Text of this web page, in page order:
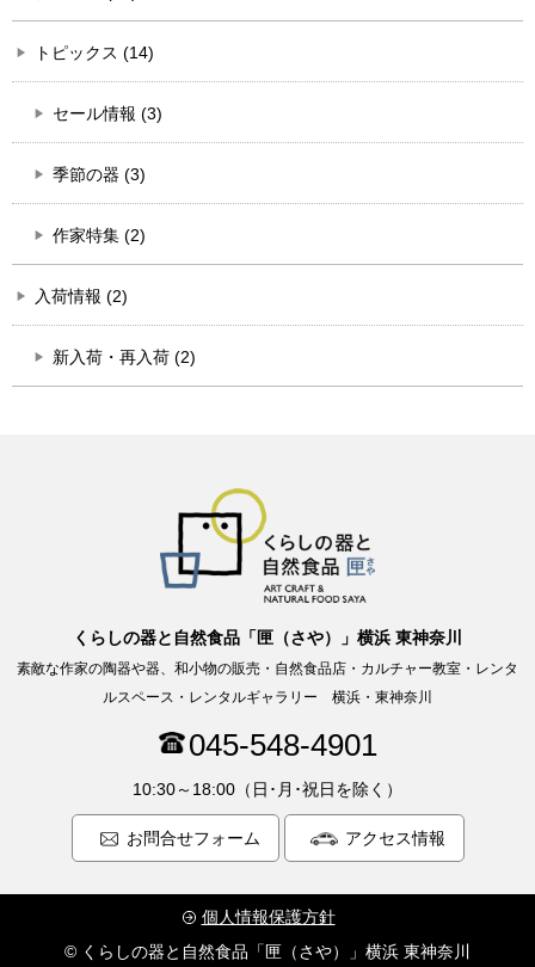
トピックス (14)
セール情報 (3)
季節の器 (3)
作家特集 (2)
入荷情報 (2)
新入荷・再入荷 (2)
くらしの器と自然食品「匣（さや）」横浜 東神奈川
素敵な作家の陶器や器、和小物の販売・自然食品店・カルチャー教室・レンタ
ルスペース・レンタルギャラリー 横浜・東神奈川
045-548-4901
10:30～18:00（日･月･祝日を除く）
お問合せフォーム アクセス情報
個人情報保護方針
© くらしの器と自然食品「匣（さや）」横浜 東神奈川